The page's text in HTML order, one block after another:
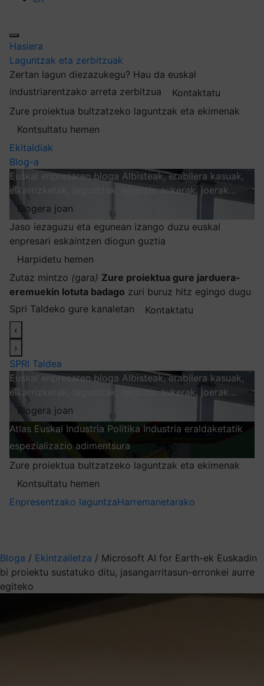
Hasiera
Laguntzak eta zerbitzuak
Zertan lagun diezazukegu? Hau da euskal
industriarentzako arreta zerbitzua
Kontaktatu
Zure proiektua bultzatzeko laguntzak eta ekimenak
Kontsultatu hemen
Ekitaldiak
Blog-a
Euskal enpresaren bloga Albisteak, erabilera kasuak,
elkarrizketak, laguntzak, negozio aukerak, joerak…
Blogera joan
Jaso iezaguzu eta egunean izango duzu euskal
enpresari eskaintzen diogun guztia
Harpidetu hemen
Zutaz mintzo (gara) Zure proiektua gure jarduera-
eremuekin lotuta badago zuri buruz hitz egingo dugu
Spri Taldeko gure kanaletan
Kontaktatu
‹
›
SPRI Taldea
Euskal enpresaren bloga Albisteak, erabilera kasuak,
elkarrizketak, laguntzak, negozio aukerak, joerak…
Blogera joan
Atlas Euskal Industria Politika Industria eraldaketatik
espezializazio adimentsura
Zure proiektua bultzatzeko laguntzak eta ekimenak
Kontsultatu hemen
Enpresentzako laguntzaHarremanetarako
Bloga / Ekintzailetza / Microsoft AI for Earth-ek Euskadin
bi proiektu sustatuko ditu, jasangarritasun-erronkei aurre
egiteko